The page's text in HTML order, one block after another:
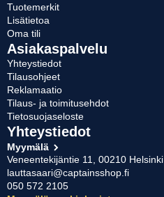
Tuotemerkit
Lisätietoa
Oma tili
Asiakaspalvelu
Yhteystiedot
Tilausohjeet
Reklamaatio
Tilaus- ja toimitusehdot
Tietosuojaseloste
Yhteystiedot
Myymälä
Veneentekijäntie 11, 00210 Helsinki
lauttasaari@captainsshop.fi
050 572 2105